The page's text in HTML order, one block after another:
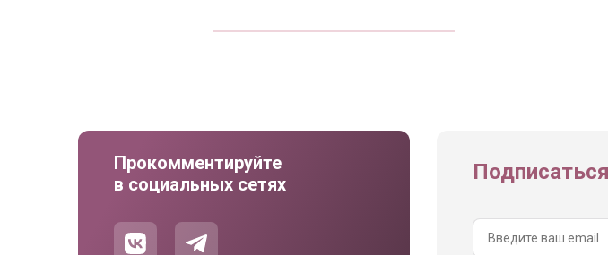
Прокомментируйте
в социальных сетях